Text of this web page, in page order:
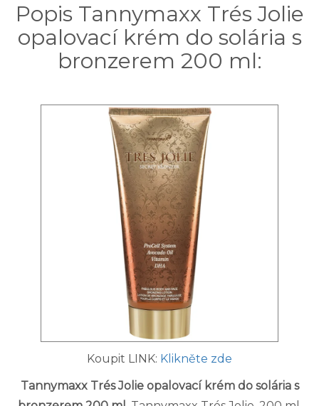
Popis Tannymaxx Trés Jolie
opalovací krém do solária s
bronzerem 200 ml:
Koupit LINK: Klikněte zde
Tannymaxx Trés Jolie opalovací krém do solária s